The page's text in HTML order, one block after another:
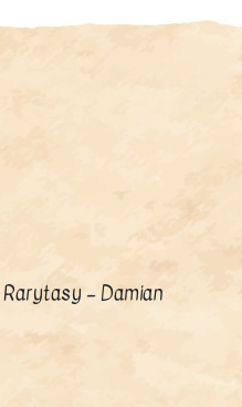
wariantów.
– Damian